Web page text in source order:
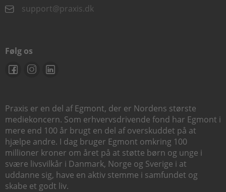
support@praxis.dk
Følg os
Praxis er en del af Egmont, der er Nordens største
mediekoncern. Som erhvervsdrivende fond har Egmont i
mere end 100 år brugt en del af overskuddet på at
hjælpe andre. I dag bruger Egmont omkring 100
millioner kroner om året på at støtte børn og unge i
svære livsvilkår i Danmark, Norge og Sverige i at
uddanne sig, have en aktiv stemme i samfundet og
skabe et godt liv.